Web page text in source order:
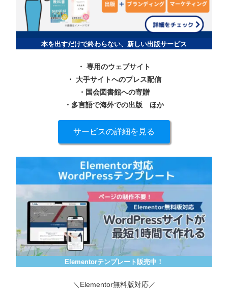
本を出すだけで終わらない、新しい出版サービス
・ 専用のウェブサイト
・ 大手サイトへのプレス配信
・国会図書館への寄贈
・多言語で海外での出版 ほか
サービスの詳細を見る
Elementorテンプレート販売中！
＼Elementor無料版対応／